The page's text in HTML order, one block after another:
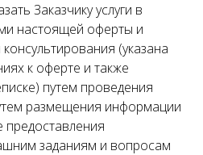
Заказчику услуги в
настоящей оферты и
(указана
к оферте и также
путем проведения
размещения информации
предоставления
заданиям и вопросам